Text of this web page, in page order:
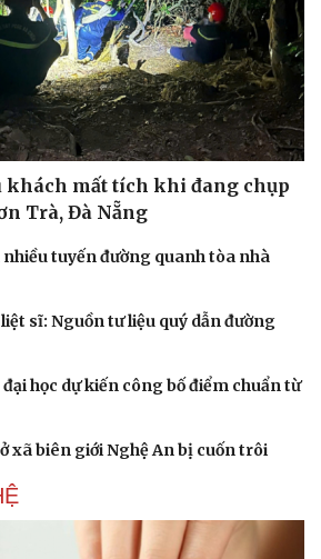
khách mất tích khi đang chụp
Trà, Đà Nẵng
nhiều tuyến đường quanh tòa nhà
sĩ: Nguồn tư liệu quý dẫn đường
học dự kiến công bố điểm chuẩn từ
xã biên giới Nghệ An bị cuốn trôi